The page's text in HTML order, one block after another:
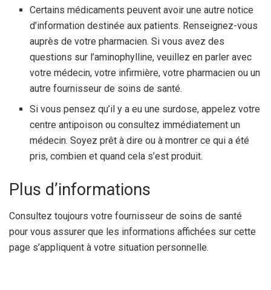
Certains médicaments peuvent avoir une autre notice
d’information destinée aux patients. Renseignez-vous
auprès de votre pharmacien. Si vous avez des
questions sur l’aminophylline, veuillez en parler avec
votre médecin, votre infirmière, votre pharmacien ou un
autre fournisseur de soins de santé.
Si vous pensez qu’il y a eu une surdose, appelez votre
centre antipoison ou consultez immédiatement un
médecin. Soyez prêt à dire ou à montrer ce qui a été
pris, combien et quand cela s’est produit.
Plus d’informations
Consultez toujours votre fournisseur de soins de santé
pour vous assurer que les informations affichées sur cette
page s’appliquent à votre situation personnelle.